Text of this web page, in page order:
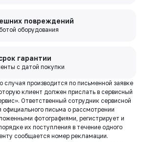
деньги со счета на счет, оплачивайте
банковские операции.
Диадок это обмен и подписание
на бумаге. Приглашаем Вас
обмену документами в электронном
вами транспортной компании.
повреждений
оборудования
гарантии
с датой покупки
случая производится по письменной заявке
клиент должен прислать в сервисный
Ответственный сотрудник сервисной
письма о рассмотрении
фотографиями, регистрирует и
их поступления в течение одного
сообщается номер рекламации.